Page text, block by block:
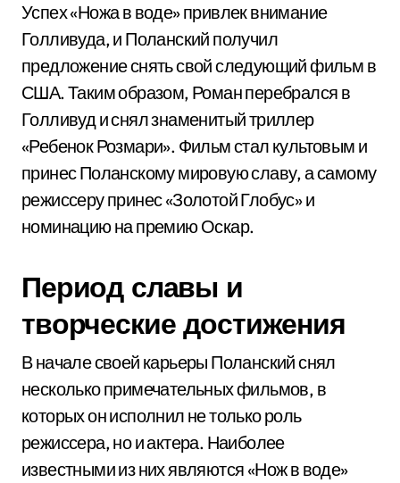
Успех «Ножа в воде» привлек внимание
Голливуда, и Поланский получил
предложение снять свой следующий фильм в
США. Таким образом, Роман перебрался в
Голливуд и снял знаменитый триллер
«Ребенок Розмари». Фильм стал культовым и
принес Поланскому мировую славу, а самому
режиссеру принес «Золотой Глобус» и
номинацию на премию Оскар.
Период славы и
творческие достижения
В начале своей карьеры Поланский снял
несколько примечательных фильмов, в
которых он исполнил не только роль
режиссера, но и актера. Наиболее
известными из них являются «Нож в воде»